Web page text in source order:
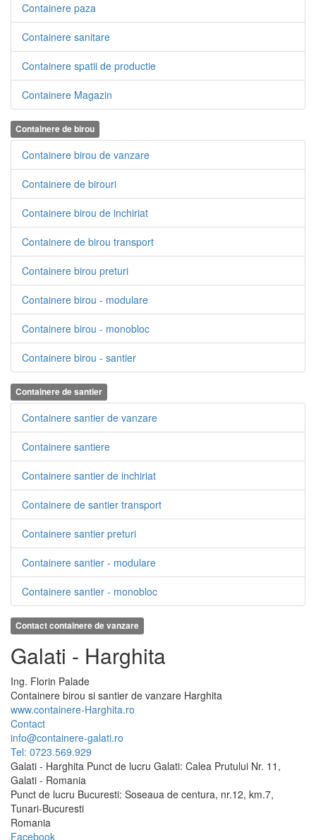
Containere paza
Containere sanitare
Containere spatii de productie
Containere Magazin
Containere de birou
Containere birou de vanzare
Containere de birouri
Containere birou de inchiriat
Containere de birou transport
Containere birou preturi
Containere birou - modulare
Containere birou - monobloc
Containere birou - santier
Containere de santier
Containere santier de vanzare
Containere santiere
Containere santier de inchiriat
Containere de santier transport
Containere santier preturi
Containere santier - modulare
Containere santier - monobloc
Contact containere de vanzare
Galati - Harghita
Ing. Florin Palade
Containere birou si santier de vanzare Harghita
www.containere-Harghita.ro
Contact
info@containere-galati.ro
Tel: 0723.569.929
Galati - Harghita Punct de lucru Galati: Calea Prutului Nr. 11,
Galati - Romania
Punct de lucru Bucuresti: Soseaua de centura, nr.12, km.7,
Tunari-Bucuresti
Romania
Facebook